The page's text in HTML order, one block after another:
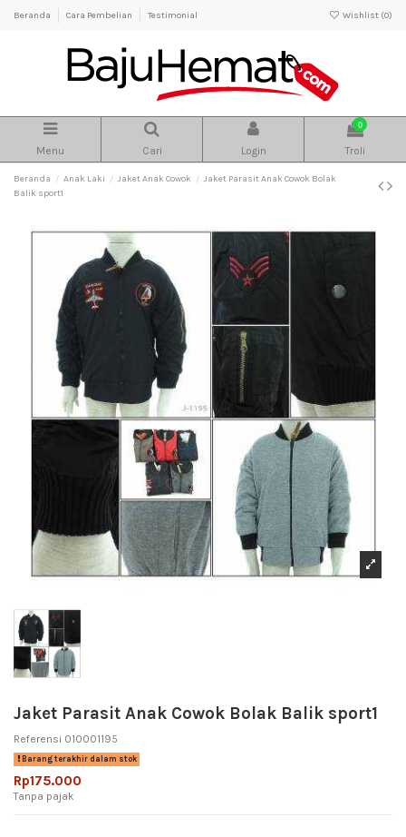
Beranda Cara Pembelian Testimonial Wishlist (0)
Menu Cari Login
0
Troli
Beranda Anak Laki Jaket Anak Cowok
Jaket Parasit Anak Cowok Bolak
Balik sport1
Jaket Parasit Anak Cowok Bolak Balik sport1
Referensi 010001195
Barang terakhir dalam stok
Rp175.000
Tanpa pajak